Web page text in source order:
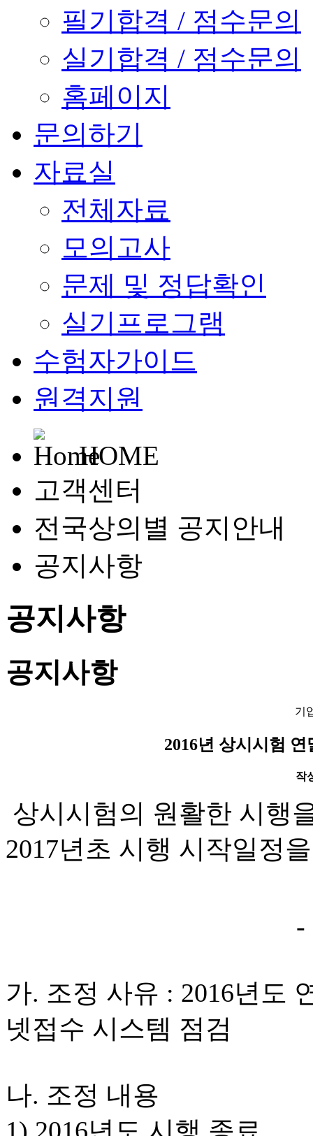
필기합격 / 점수문의
실기합격 / 점수문의
홈페이지
문의하기
자료실
전체자료
모의고사
문제 및 정답확인
실기프로그램
수험자가이드
원격지원
HOME
고객센터
전국상의별 공지안내
공지사항
공지사항
공지사항
기
2016년 상시시험
작
상시시험의 원활한 시행
2017년초 시행 시작일정
-
가. 조정 사유 : 2016년도
넷접수 시스템 점검
나. 조정 내용